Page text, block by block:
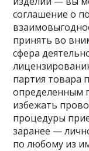
соглашение о
принять во
сфера
партия товара
определенным
избежать
процедуры
заранее —
по любому из